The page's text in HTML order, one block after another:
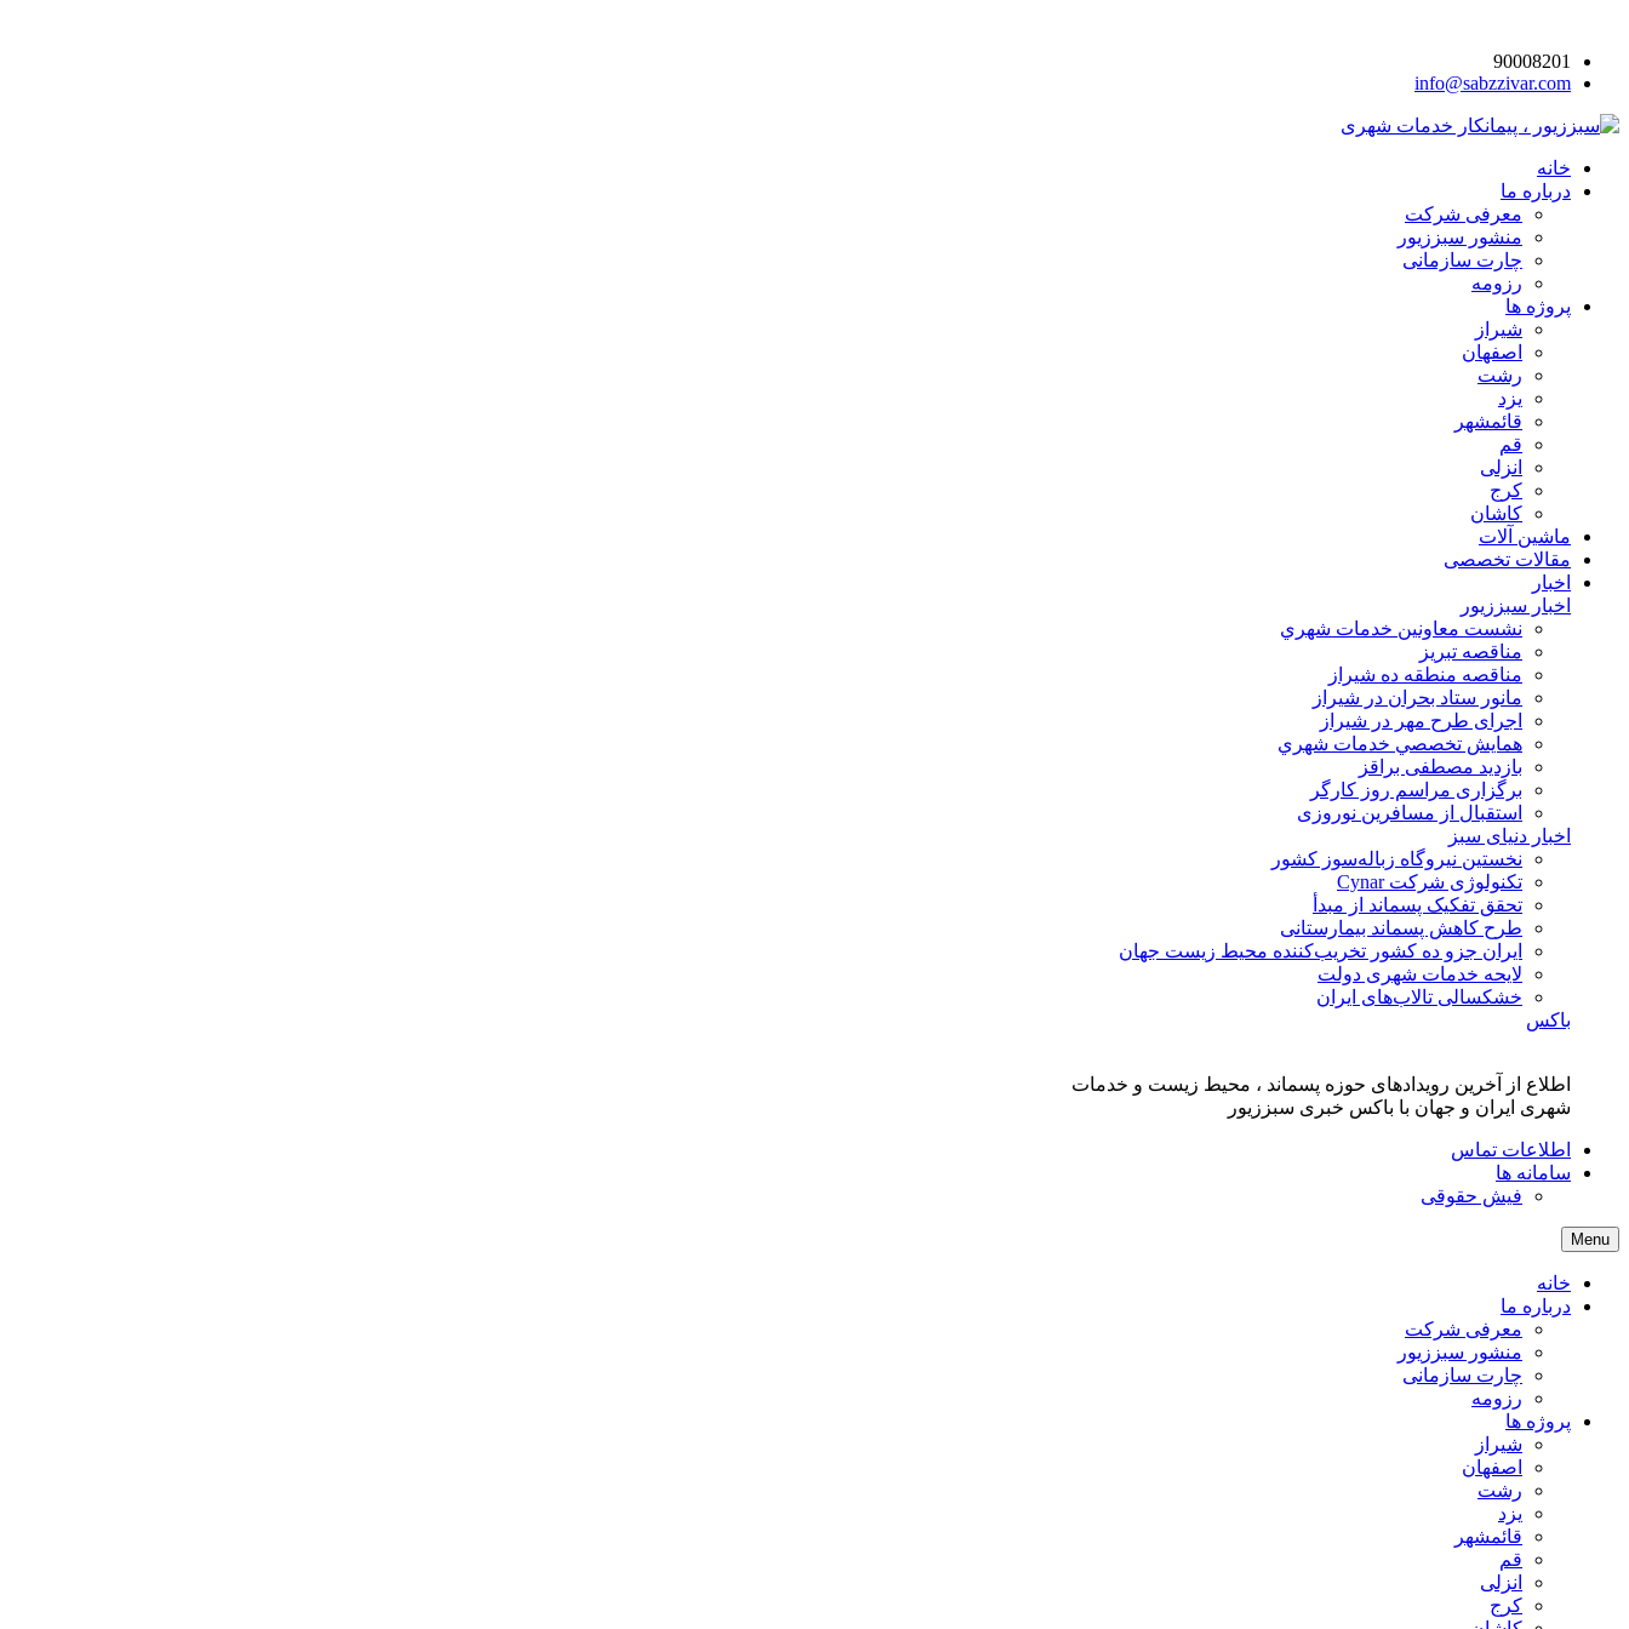
90008201
info@sabzzivar.com
خانه
درباره ما
معرفی شرکت
منشور سبززیور
چارت سازمانی
رزومه
پروژه ها
شیراز
اصفهان
رشت
یزد
قائمشهر
قم
انزلی
کرج
کاشان
ماشین آلات
مقالات تخصصی
اخبار
اخبار سبززیور
نشست معاونين خدمات شهري
مناقصه تبريز
مناقصه منطقه ده شیراز
مانور ستاد بحران در شیراز
اجرای طرح مهر در شیراز
همايش تخصصي خدمات شهري
بازدید مصطفی براقز
برگزاری مراسم روز کارگر
استقبال از مسافرین نوروزی
اخبار دنیای سبز
نخستین نیروگاه زباله‌سوز کشور
تکنولوژی شرکت Cynar
تحقق تفکیک پسماند از مبدأ
طرح کاهش پسماند بیمارستانی
ايران جزو ده كشور تخريب‌كننده محيط زيست جهان
لایحه خدمات شهری دولت
خشکسالی تالاب‌های ایران
باکس
اطلاع از آخرین رویدادهای حوزه پسماند ، محیط زیست و خدمات
شهری ایران و جهان با باکس خبری سبززیور
اطلاعات تماس
سامانه ها
فیش حقوقی
Menu
خانه
درباره ما
معرفی شرکت
منشور سبززیور
چارت سازمانی
رزومه
پروژه ها
شیراز
اصفهان
رشت
یزد
قائمشهر
قم
انزلی
کرج